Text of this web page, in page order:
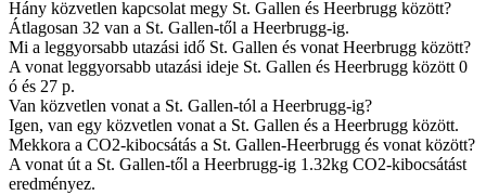
Hány közvetlen kapcsolat megy St. Gallen és Heerbrugg között?
Átlagosan 32 van a St. Gallen-től a Heerbrugg-ig.
Mi a leggyorsabb utazási idő St. Gallen és vonat Heerbrugg között?
A vonat leggyorsabb utazási ideje St. Gallen és Heerbrugg között 0
ó és 27 p.
Van közvetlen vonat a St. Gallen-tól a Heerbrugg-ig?
Igen, van egy közvetlen vonat a St. Gallen és a Heerbrugg között.
Mekkora a CO2-kibocsátás a St. Gallen-Heerbrugg és vonat között?
A vonat út a St. Gallen-től a Heerbrugg-ig 1.32kg CO2-kibocsátást
eredményez.